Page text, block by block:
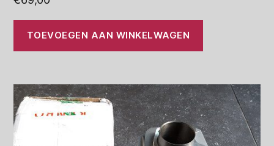
TOEVOEGEN AAN WINKELWAGEN